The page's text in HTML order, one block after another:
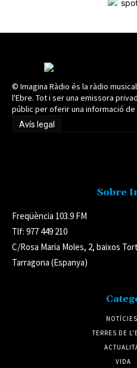
© Imagina Ràdio és la ràdio
l'Ebre. Tot i ser una emissora
públic per oferir una informació
Avís legal
Sobre
Freqüència 103.9 FM
Tlf: 977 449 210
C/Rosa Maria Moles, 2, baixos
Tarragona (Espanya)
NOTÍCIES
TERRES DE
VIDA